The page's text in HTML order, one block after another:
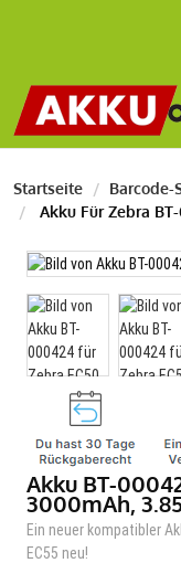
Startseite Barcode-
Akku Für Zebra
Akku BT-
3000mAh,
Ein neuer kompatibler
EC55 neu!